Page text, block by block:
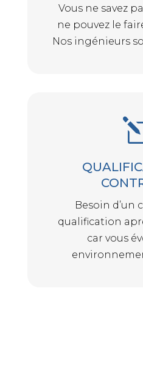
Vous ne savez
ne pouvez le
Nos ingénieurs
Besoin d’un
qualification
car vous